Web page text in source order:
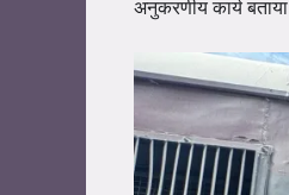
अनुकरणीय कार्य